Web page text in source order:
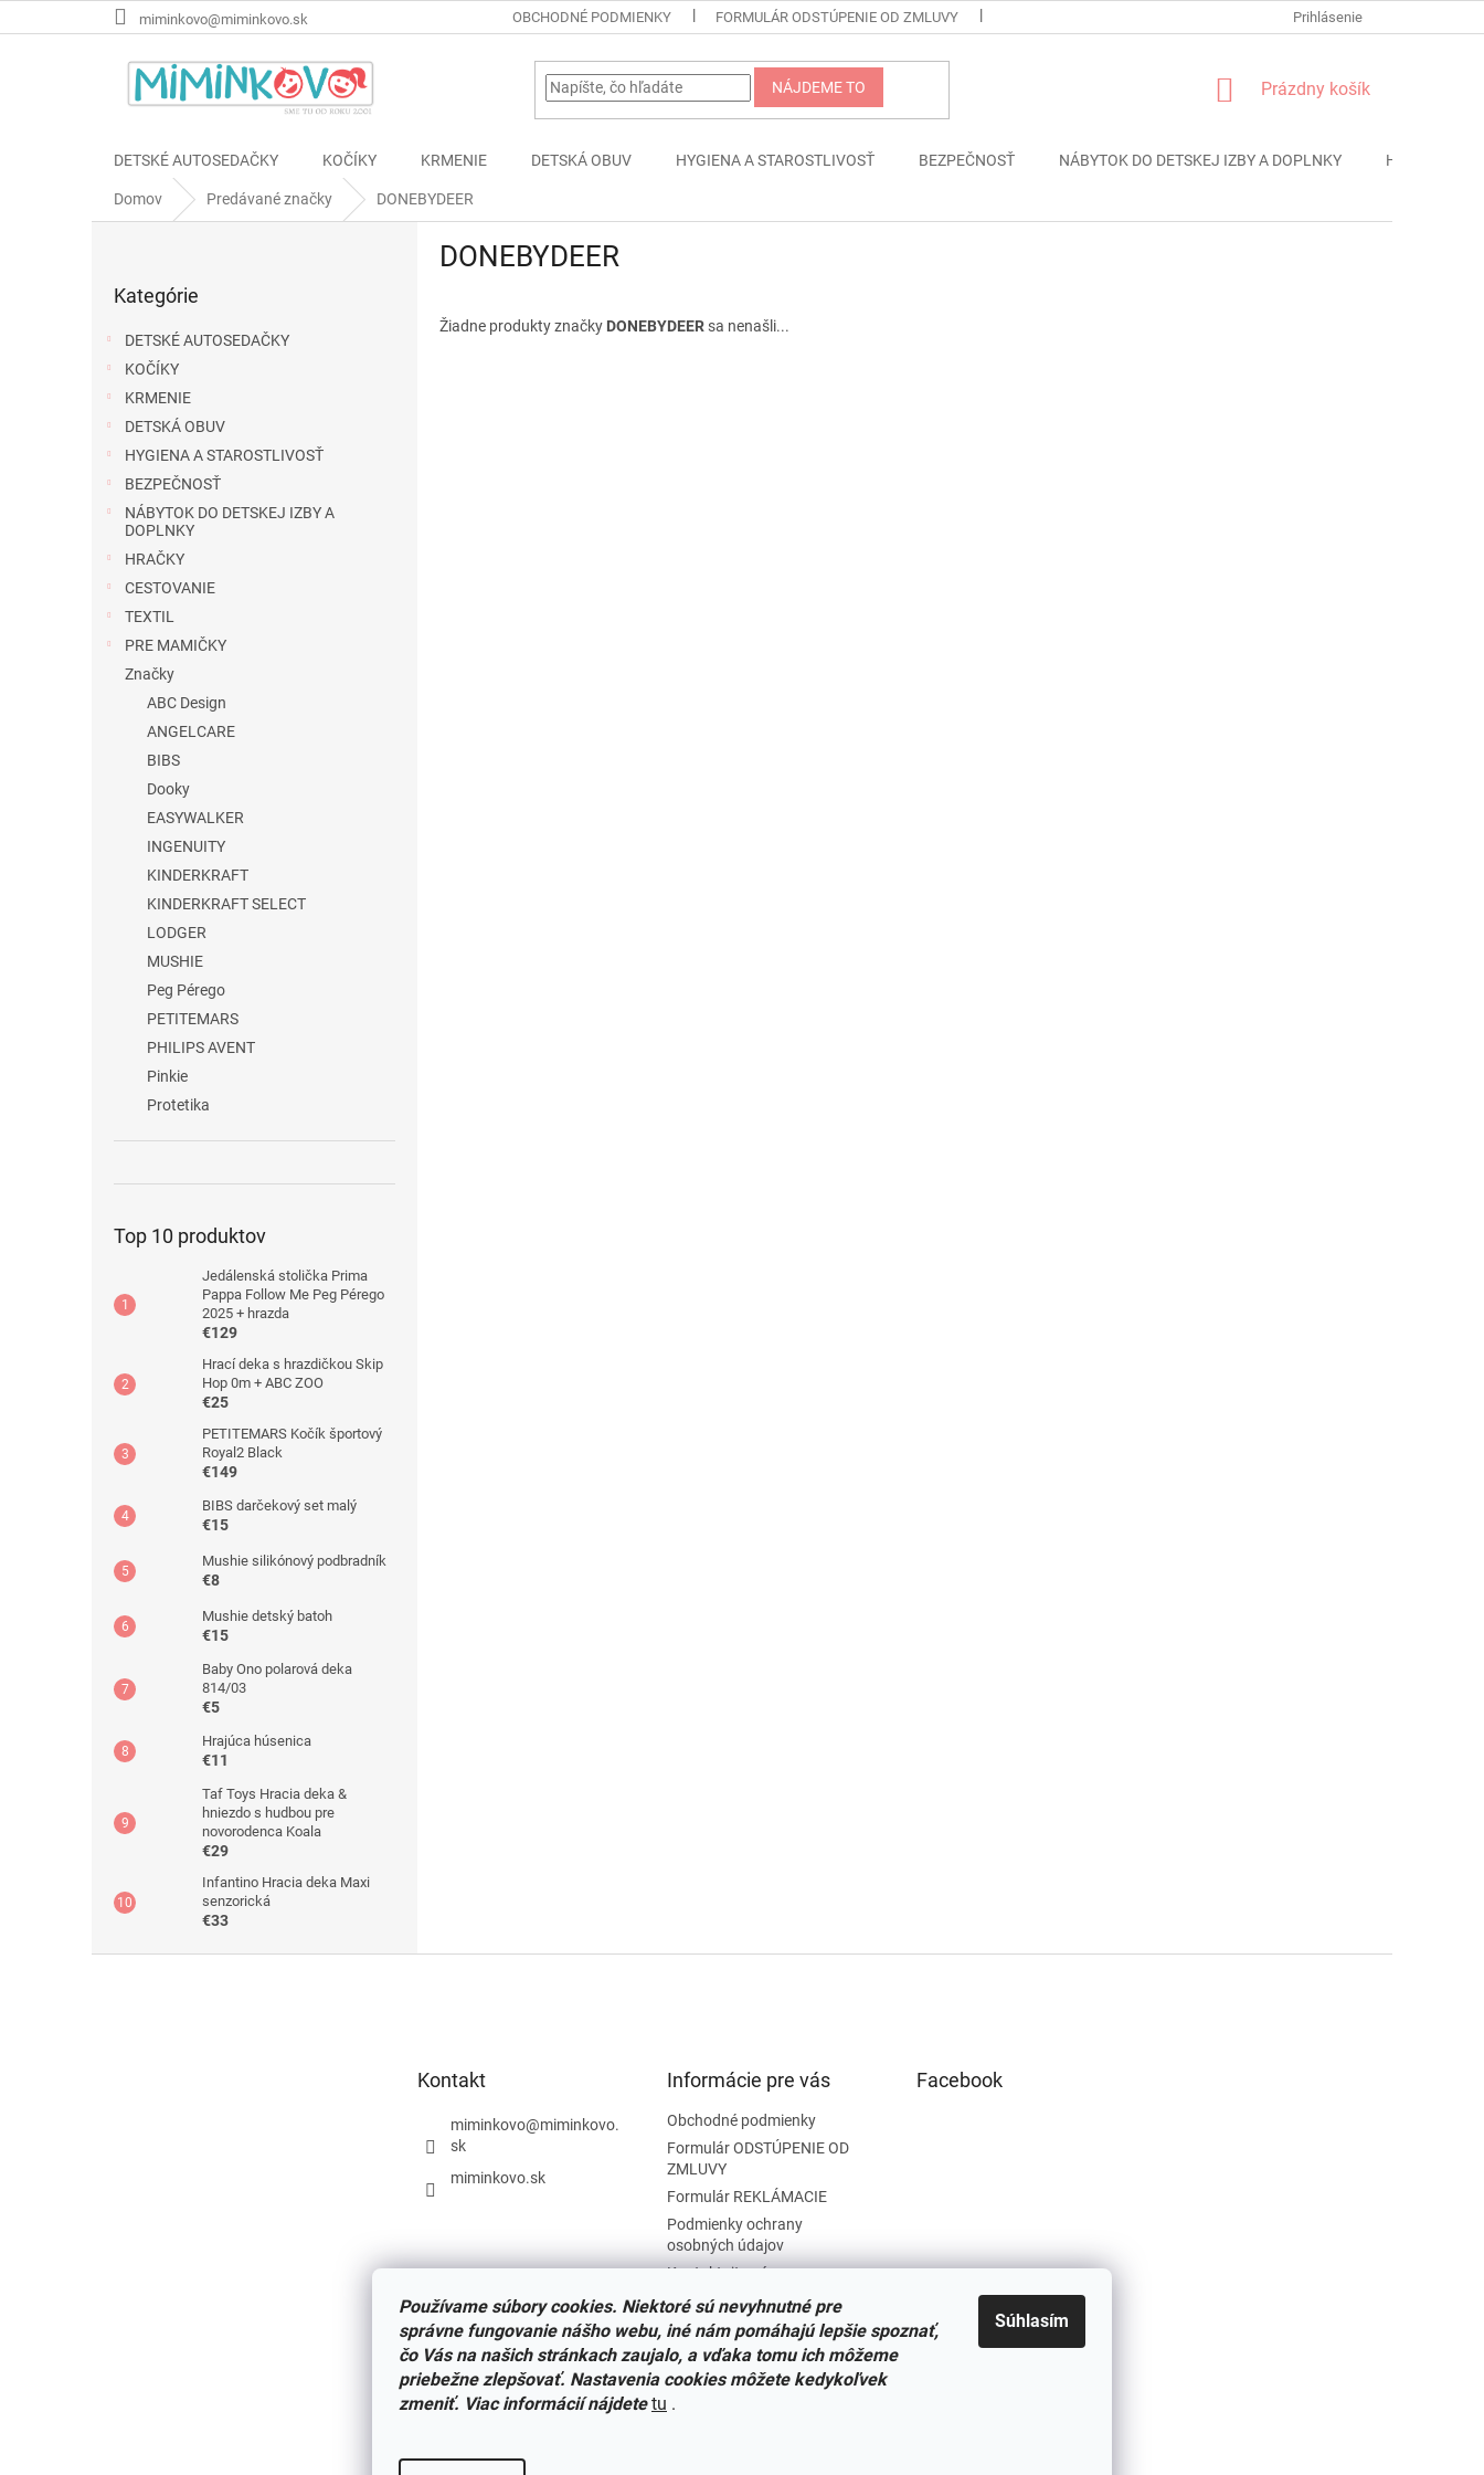
Používame súbory cookies. Niektoré sú nevyhnutné pre
správne fungovanie nášho webu, iné nám pomáhajú lepšie spoznať,
čo Vás na našich stránkach zaujalo, a vďaka tomu ich môžeme
priebežne zlepšovať. Nastavenia cookies môžete kedykoľvek
zmeniť. Viac informácií nájdete tu .
Súhlasím
na
miminkovo@miminkovo.sk OBCHODNÉ PODMIENKY FORMULÁR ODSTÚPENIE OD ZMLUVY PODMIENKY OCHRANY OSOBNÝCH
Prihlásenie
NÁJDEME TO
NÁKUPNÝ
Prázdny košík
DETSKÉ AUTOSEDAČKY KOČÍKY KRMENIE DETSKÁ OBUV HYGIENA A STAROSTLIVOSŤ BEZPEČNOSŤ NÁBYTOK DO DETSKEJ IZBY A DOPLNKY HRAČKY
Domov Predávané značky DONEBYDEER
kategórie
Kategórie
DETSKÉ AUTOSEDAČKY
KOČÍKY
KRMENIE
DETSKÁ OBUV
HYGIENA A STAROSTLIVOSŤ
BEZPEČNOSŤ
NÁBYTOK DO DETSKEJ IZBY A
DOPLNKY
HRAČKY
CESTOVANIE
TEXTIL
PRE MAMIČKY
Značky
ABC Design
ANGELCARE
BIBS
Dooky
EASYWALKER
INGENUITY
KINDERKRAFT
KINDERKRAFT SELECT
LODGER
MUSHIE
Peg Pérego
PETITEMARS
PHILIPS AVENT
Pinkie
Protetika
Top 10 produktov
Jedálenská stolička Prima
Pappa Follow Me Peg Pérego
2025 + hrazda
€129
Hrací deka s hrazdičkou Skip
Hop 0m + ABC ZOO
€25
PETITEMARS Kočík športový
Royal2 Black
€149
BIBS darčekový set malý
€15
Mushie silikónový podbradník
€8
Mushie detský batoh
€15
Baby Ono polarová deka
814/03
€5
Hrajúca húsenica
€11
Taf Toys Hracia deka &
hniezdo s hudbou pre
novorodenca Koala
€29
Infantino Hracia deka Maxi
senzorická
€33
DONEBYDEER
Žiadne produkty značky DONEBYDEER sa nenašli...
Kontakt
miminkovo@miminkovo.
sk
miminkovo.sk
Informácie pre vás
Obchodné podmienky
Formulár ODSTÚPENIE OD
ZMLUVY
Formulár REKLÁMACIE
Podmienky ochrany
osobných údajov
Kontaktujte nás
Tabuľka veľkostí
Nariadenie SOI o stiahnutí
výrobkov
Reklamačný poriadok
Zásady súborov COOKIES
Facebook